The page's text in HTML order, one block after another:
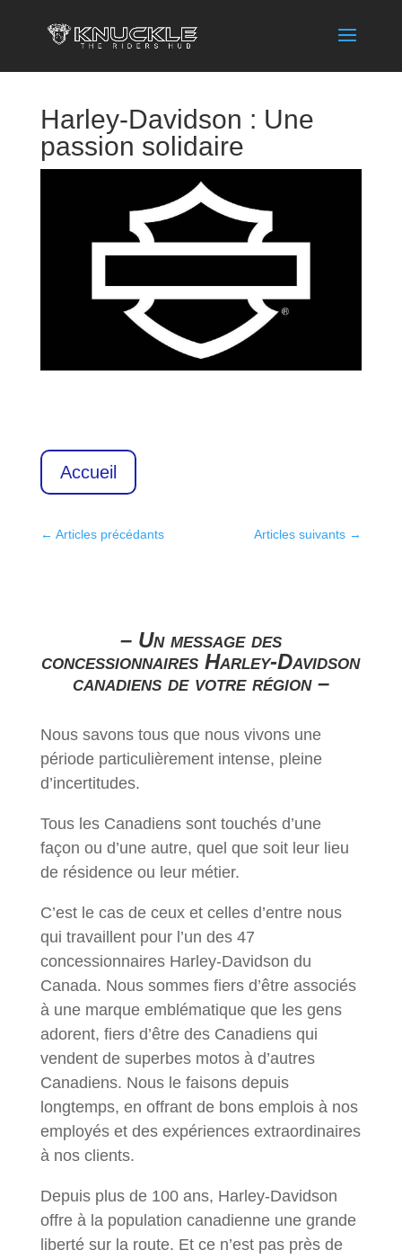
Harley-Davidson : Une
passion solidaire
Accueil
← Articles précédants Articles suivants →
– Un message des
concessionnaires Harley-Davidson
canadiens de votre région –
Nous savons tous que nous vivons une
période particulièrement intense, pleine
d’incertitudes.
Tous les Canadiens sont touchés d’une
façon ou d’une autre, quel que soit leur lieu
de résidence ou leur métier.
C’est le cas de ceux et celles d’entre nous
qui travaillent pour l’un des 47
concessionnaires Harley-Davidson du
Canada. Nous sommes fiers d’être associés
à une marque emblématique que les gens
adorent, fiers d’être des Canadiens qui
vendent de superbes motos à d’autres
Canadiens. Nous le faisons depuis
longtemps, en offrant de bons emplois à nos
employés et des expériences extraordinaires
à nos clients.
Depuis plus de 100 ans, Harley-Davidson
offre à la population canadienne une grande
liberté sur la route. Et ce n’est pas près de